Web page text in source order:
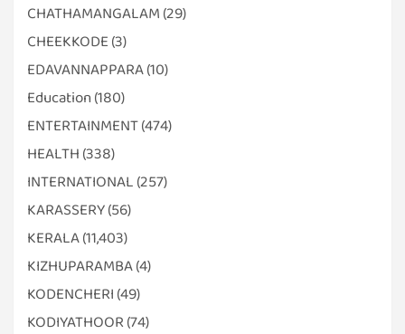
CHATHAMANGALAM (29)
CHEEKKODE (3)
EDAVANNAPPARA(10)
Education (180)
ENTERTAINMENT(474)
HEALTH (338)
INTERNATIONAL (257)
KARASSERY(56)
KERALA(11,403)
KIZHUPARAMBA(4)
KODENCHERI (49)
KODIYATHOOR (74)